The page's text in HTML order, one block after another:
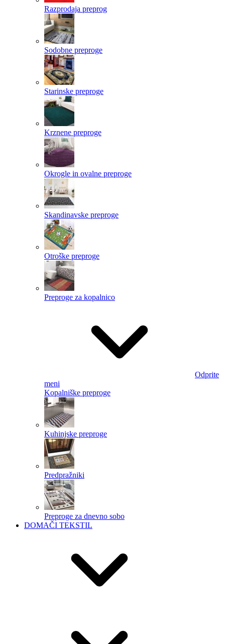
Razprodaja preprog
Sodobne preproge
Starinske preproge
Krznene preproge
Okrogle in ovalne preproge
Skandinavske preproge
Otroške preproge
Preproge za kopalnico
Odprite
meni
Kopalniške preproge
Kuhinjske preproge
Predpražniki
Preproge za dnevno sobo
DOMAČI TEKSTIL